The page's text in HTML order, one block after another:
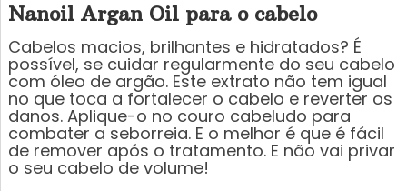
Nanoil Argan Oil para o cabelo
Cabelos macios, brilhantes e hidratados? É
possível, se cuidar regularmente do seu cabelo
com óleo de argão. Este extrato não tem igual
no que toca a fortalecer o cabelo e reverter os
danos. Aplique-o no couro cabeludo para
combater a seborreia. E o melhor é que é fácil
de remover após o tratamento. E não vai privar
o seu cabelo de volume!